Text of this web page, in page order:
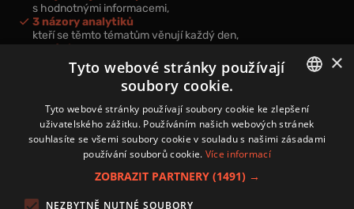
s hodnotnými informacemi,
3 názory analytiků
kteří se těmto tématům věnují každý den,
nová videa a podcasty
k prohloubení vašich znalostí.
Přihlášením k newsletteru vyjadřujete svůj souhlas spodmínkami
zpracování osobních údajů.
Zásady používání souborů cookies
CZECH
×
Tyto webové stránky používají
soubory cookie.
Tyto webové stránky používají soubory cookie ke zlepšení
uživatelského zážitku. Používáním našich webových stránek
souhlasíte se všemi soubory cookie v souladu s našimi zásadami
používání souborů cookie. Více informací
ZOBRAZIT PARTNERY (1491) →
NEZBYTNĚ NUTNÉ SOUBORY